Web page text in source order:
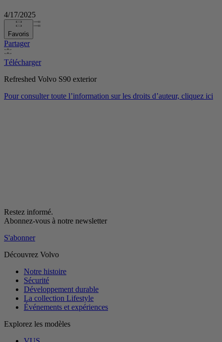
4/17/2025
Favoris
Partager
Télécharger
Refreshed Volvo S90 exterior
Pour consulter toute l’information sur les droits d’auteur, cliquez ici